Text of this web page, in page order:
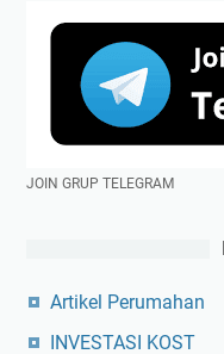
JOIN GRUP TELEGRAM
Artikel Perumahan
INVESTASI KOST